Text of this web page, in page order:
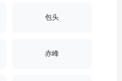
包头
赤峰